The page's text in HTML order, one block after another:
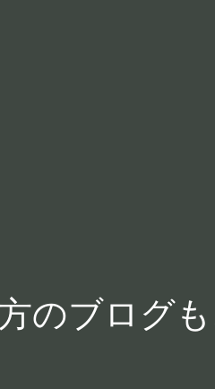
のブログ